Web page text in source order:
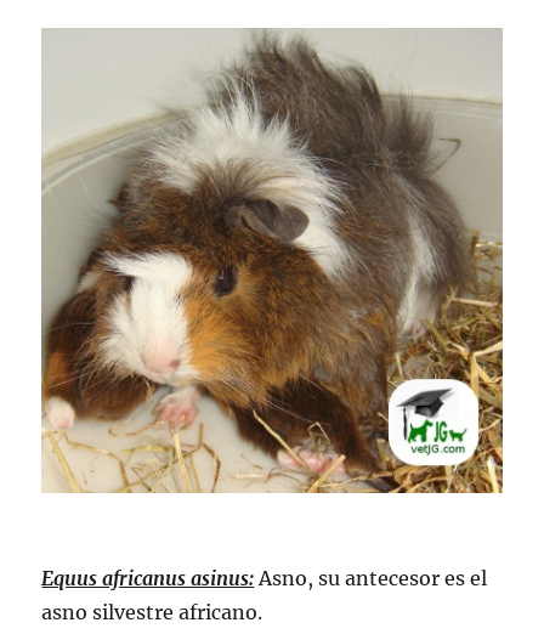
Equus africanus asinus: Asno, su antecesor es el
asno silvestre africano.